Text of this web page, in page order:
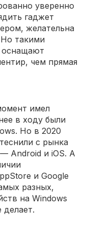
уверенно
гаджет
желательна
такими
оснащают
чем прямая
имел
в ходу были
Но в 2020
с рынка
Android и iOS. А
и Google
разных,
на Windows